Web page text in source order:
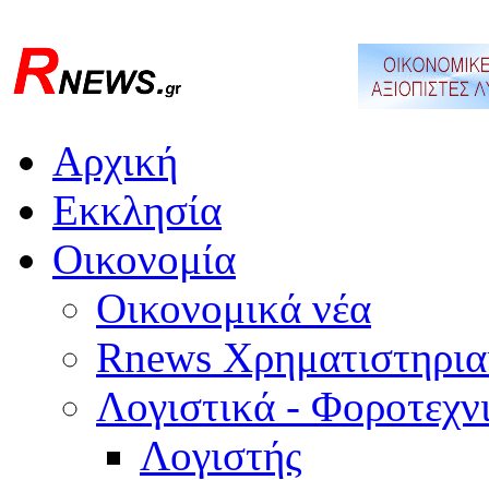
Αρχική
Εκκλησία
Οικονομία
Οικονομικά νέα
Rnews
Λογιστικά -
Λογιστής